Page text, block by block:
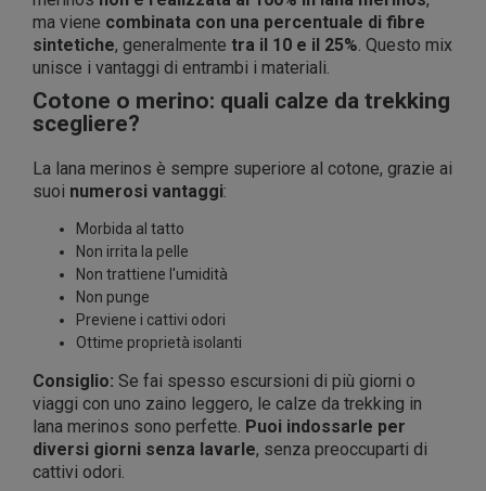
ma viene combinata con una percentuale di fibre
sintetiche, generalmente tra il 10 e il 25%. Questo mix
unisce i vantaggi di entrambi i materiali.
Cotone o merino: quali calze da trekking
scegliere?
La lana merinos è sempre superiore al cotone, grazie ai
suoi numerosi vantaggi:
Morbida al tatto
Non irrita la pelle
Non trattiene l'umidità
Non punge
Previene i cattivi odori
Ottime proprietà isolanti
Consiglio: Se fai spesso escursioni di più giorni o
viaggi con uno zaino leggero, le calze da trekking in
lana merinos sono perfette. Puoi indossarle per
diversi giorni senza lavarle, senza preoccuparti di
cattivi odori.